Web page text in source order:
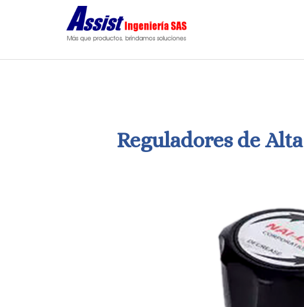
Reguladores de